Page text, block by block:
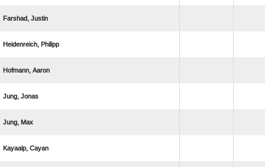
 
 
 
 
 
 